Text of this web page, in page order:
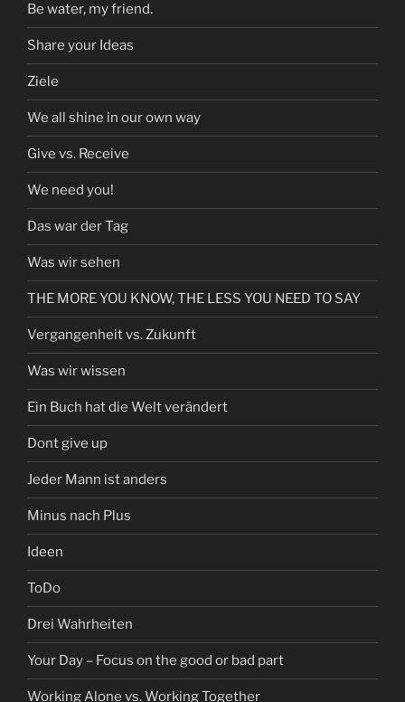
Be water, my friend.
Share your Ideas
Ziele
We all shine in our own way
Give vs. Receive
We need you!
Das war der Tag
Was wir sehen
THE MORE YOU KNOW, THE LESS YOU NEED TO SAY
Vergangenheit vs. Zukunft
Was wir wissen
Ein Buch hat die Welt verändert
Dont give up
Jeder Mann ist anders
Minus nach Plus
Ideen
ToDo
Drei Wahrheiten
Your Day – Focus on the good or bad part
Working Alone vs. Working Together